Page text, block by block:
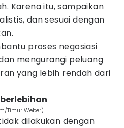
Karena itu, sampaikan
dan sesuai dengan
proses negosiasi
mengurangi peluang
yang lebih rendah dari
Timur Weber)
dilakukan dengan